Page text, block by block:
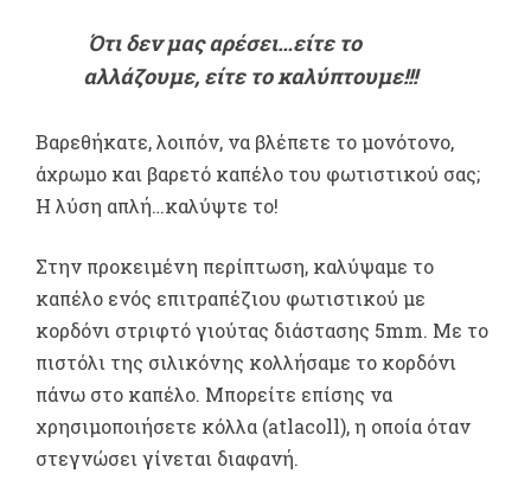
Ότι δεν μας αρέσει…είτε το
αλλάζουμε, είτε το καλύπτουμε!!!
Βαρεθήκατε, λοιπόν, να βλέπετε το μονότονο,
άχρωμο και βαρετό καπέλο του φωτιστικού σας;
Η λύση απλή…καλύψτε το!
Στην προκειμένη περίπτωση, καλύψαμε το
καπέλο ενός επιτραπέζιου φωτιστικού με
κορδόνι στριφτό γιούτας διάστασης 5mm. Με το
πιστόλι της σιλικόνης κολλήσαμε το κορδόνι
πάνω στο καπέλο. Μπορείτε επίσης να
χρησιμοποιήσετε κόλλα (atlacoll), η οποία όταν
στεγνώσει γίνεται διαφανή.